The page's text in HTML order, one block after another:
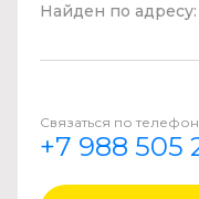
Найден по адресу:
Связаться по
+7 988 505